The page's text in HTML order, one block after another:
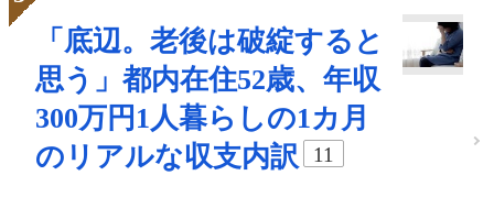
「底辺。老後は破綻すると
思う」都内在住52歳、年収
300万円1人暮らしの1カ月
のリアルな収支内訳
11